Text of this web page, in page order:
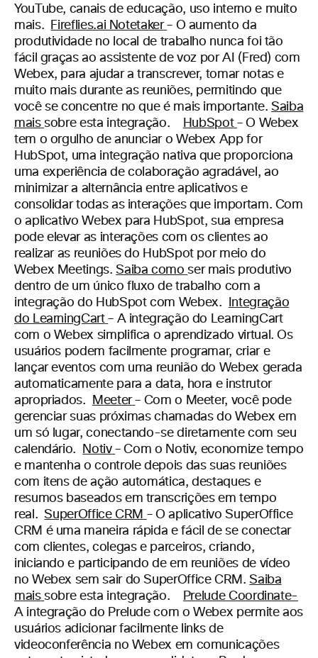
YouTube, canais de educação, uso interno e muito
mais.
Fireflies.ai Notetaker – O aumento da
produtividade no local de trabalho nunca foi tão
fácil graças ao assistente de voz por AI (Fred) com
Webex, para ajudara transcrever, tomar notas e
muito mais durante as reuniões, permitindo que
você se concentre no que é mais importante.Saiba
mais sobre esta integração. HubSpot – O Webex
tem o orgulho de anunciar o Webex App for
HubSpot, uma integração nativa que proporciona
uma experiência de colaboração agradável, ao
minimizar a alternância entre aplicativos e
consolidar todas as interações que importam. Com
o aplicativo Webex para HubSpot, sua empresa
pode elevar as interações com os clientes ao
realizar as reuniões do HubSpot por meio do
Webex Meetings.Saiba como ser mais produtivo
dentro de um único fluxo de trabalho com a
integração do HubSpot com Webex.
Integração
do LearningCart – A integração do LearningCart
com o Webex simplifica o aprendizado virtual. Os
usuários podem facilmente programar, criar e
lançar eventos com uma reunião do Webex gerada
automaticamente para a data, hora e instrutor
apropriados.
Meeter – Com o Meeter, você pode
gerenciar suas próximas chamadas do Webex em
um só lugar, conectando-se diretamente com seu
calendário.
Notiv – Com o Notiv, economize tempo
e mantenha o controle depois das suas reuniões
com itens de ação automática, destaques e
resumos baseados em transcrições em tempo
real. SuperOffice CRM – O aplicativo SuperOffice
CRM é uma maneira rápida e fácil de se conectar
com clientes, colegas e parceiros, criando,
iniciando e participando de em reuniões de vídeo
no Webex sem sair do SuperOffice CRM.Saiba
mais sobre esta integração.
Prelude Coordinate-
A integração do Prelude com o Webex permite aos
usuários adicionar facilmente links de
videoconferência no Webex em comunicações